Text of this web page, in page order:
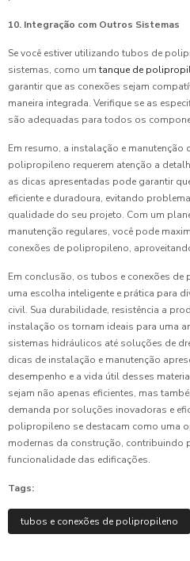
10. Integração com Outros Sistemas
Se você estiver utilizando tubos de
sistemas, como um tanque de
garantir que as conexões sejam
maneira integrada. Verifique se as
são adequadas para todos os
Em resumo, a instalação e manutenção
polipropileno requerem atenção a
as dicas apresentadas pode garantir
eficiente e duradoura, evitando
qualidade do seu projeto. Com um
manutenção regulares, você pode
conexões de polipropileno,
Em conclusão, os tubos e conexões
uma escolha inteligente e prática para
civil. Sua durabilidade, resistência a
instalação os tornam ideais para uma
sistemas hidráulicos até soluções de
dicas de instalação e manutenção
desempenho e a vida útil desses
sejam não apenas eficientes, mas
demanda por soluções inovadoras e
polipropileno se destacam como uma
modernas da construção, contribuindo
funcionalidade das edificações.
Tags:
tubos e conexões de polipropileno